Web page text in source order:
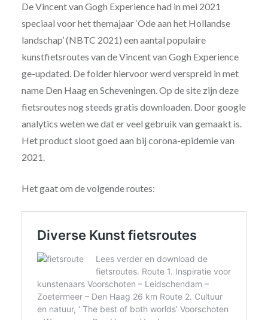
De Vincent van Gogh Experience had in mei 2021
speciaal voor het themajaar ‘Ode aan het Hollandse
landschap’ (NBTC 2021) een aantal populaire
kunstfietsroutes van de Vincent van Gogh Experience
ge-updated. De folder hiervoor werd verspreid in met
name Den Haag en Scheveningen. Op de site zijn deze
fietsroutes nog steeds gratis downloaden. Door google
analytics weten we dat er veel gebruik van gemaakt is.
Het product sloot goed aan bij corona-epidemie van
2021.
Het gaat om de volgende routes: